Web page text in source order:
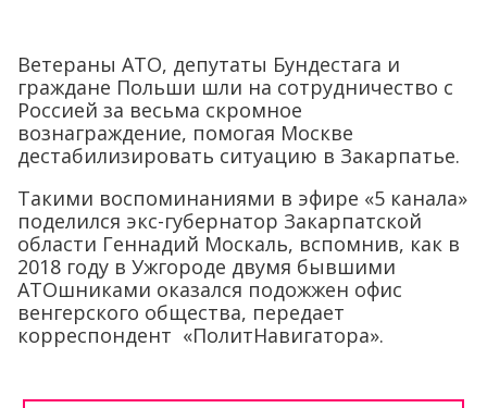
Ветераны АТО, депутаты Бундестага и
граждане Польши шли на сотрудничество с
Россией за весьма скромное
вознаграждение, помогая Москве
дестабилизировать ситуацию в Закарпатье.
Такими воспоминаниями в эфире «5 канала»
поделился экс-губернатор Закарпатской
области Геннадий Москаль, вспомнив, как в
2018 году в Ужгороде двумя бывшими
АТОшниками оказался подожжен офис
венгерского общества, передает
корреспондент «ПолитНавигатора».